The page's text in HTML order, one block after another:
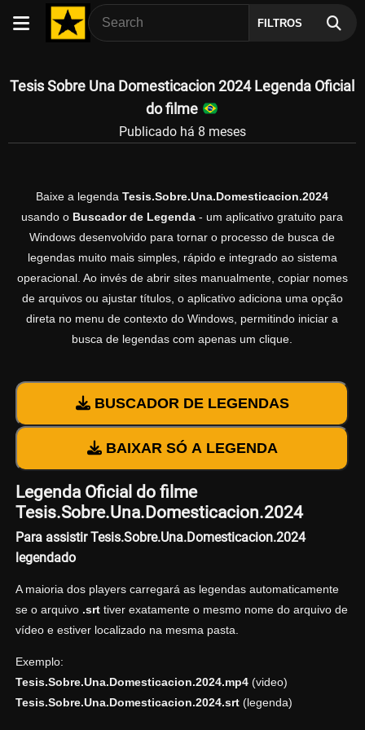
FILTROS
Tesis Sobre Una Domesticacion 2024 Legenda Oficial
do filme
Publicado há 8 meses
Baixe a legenda Tesis.Sobre.Una.Domesticacion.2024
usando o Buscador de Legenda - um aplicativo gratuito para
Windows desenvolvido para tornar o processo de busca de
legendas muito mais simples, rápido e integrado ao sistema
operacional. Ao invés de abrir sites manualmente, copiar nomes
de arquivos ou ajustar títulos, o aplicativo adiciona uma opção
direta no menu de contexto do Windows, permitindo iniciar a
busca de legendas com apenas um clique.
BUSCADOR DE LEGENDAS
BAIXAR SÓ A LEGENDA
Legenda Oficial do filme
Tesis.Sobre.Una.Domesticacion.2024
Para assistir Tesis.Sobre.Una.Domesticacion.2024
legendado
A maioria dos players carregará as legendas automaticamente
se o arquivo .srttiver exatamente o mesmo nome do arquivo de
vídeo e estiver localizado na mesma pasta.
Exemplo:
Tesis.Sobre.Una.Domesticacion.2024.mp4(video)
Tesis.Sobre.Una.Domesticacion.2024.srt(legenda)